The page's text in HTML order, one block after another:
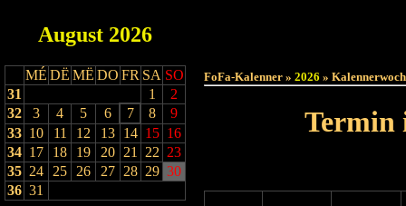
August 2026
MÉ DË MË DO FR SA SO
31
1
2
32
3 4 5 6 7 8
9
33 10 11 12 13 14 15 16
34 17 18 19 20 21 22 23
35 24 25 26 27 28 29 30
36 31
FoFa-Kalenner » 2026 »
Termin